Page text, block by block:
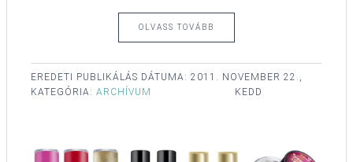
OLVASS TOVÁBB
EREDETI PUBLIKÁLÁS DÁTUMA: 2011. NOVEMBER 22.,
KEDD
KATEGÓRIA: ARCHÍVUM